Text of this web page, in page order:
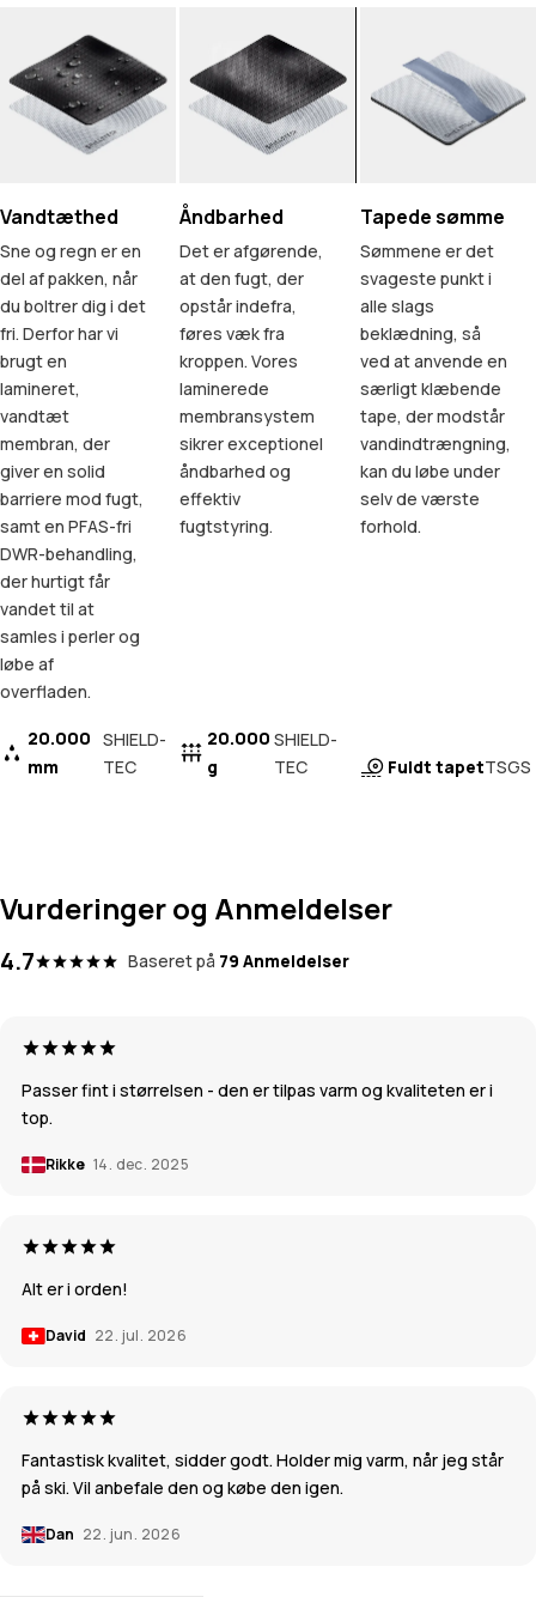
Vandtæthed
Sne og regn er en
del af pakken, når
du boltrer dig i det
fri. Derfor har vi
brugt en
lamineret,
vandtæt
membran, der
giver en solid
barriere mod fugt,
samt en PFAS-fri
DWR-behandling,
der hurtigt får
vandet til at
samles i perler og
løbe af
overfladen.
20.000
mm
SHIELD-
TEC
Åndbarhed
Det er afgørende,
at den fugt, der
opstår indefra,
føres væk fra
kroppen. Vores
laminerede
membransystem
sikrer exceptionel
åndbarhed og
effektiv
fugtstyring.
20.000
g
SHIELD-
TEC
Tapede sømme
Sømmene er det
svageste punkt i
alle slags
beklædning, så
ved at anvende en
særligt klæbende
tape, der modstår
vandindtrængning,
kan du løbe under
selv de værste
forhold.
Fuldt tapetTSGS
Vurderinger og Anmeldelser
4.7 Baseret på 79 Anmeldelser
Passer fint i størrelsen - den er tilpas varm og kvaliteten er i
top.
Rikke 14. dec. 2025
Alt er i orden!
David 22. jul. 2026
Fantastisk kvalitet, sidder godt. Holder mig varm, når jeg står
på ski. Vil anbefale den og købe den igen.
Dan 22. jun. 2026